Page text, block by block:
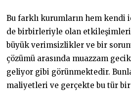
Bu farklı kurumların hem kendi
de birbirleriyle olan
büyük verimsizlikler ve bir
çözümü arasında muazzam
geliyor gibi görünmektedir.
maliyetleri ve gerçekte bu tür